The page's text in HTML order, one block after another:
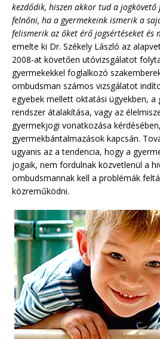
kezdődik, hiszen akkor tud a
felnőni, ha a gyermekeink ismerik a
felismerik az őket érő jogsértéseket és
emelte ki Dr. Székely László az
2008-at követően utóvizsgálatot
gyermekekkel foglalkozó
ombudsman számos vizsgálatot
egyebek mellett oktatási ügyekben, a
rendszer átalakítása, vagy az
gyermekjogi vonatkozása
gyermekbántalmazások kapcsán.
ugyanis az a tendencia, hogy a
jogaik, nem fordulnak közvetlenül a
ombudsmannak kell a problémák
közreműködni.